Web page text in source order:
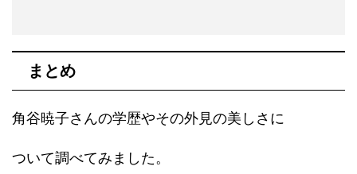
まとめ
角谷暁子さんの学歴やその外見の美しさに
ついて調べてみました。